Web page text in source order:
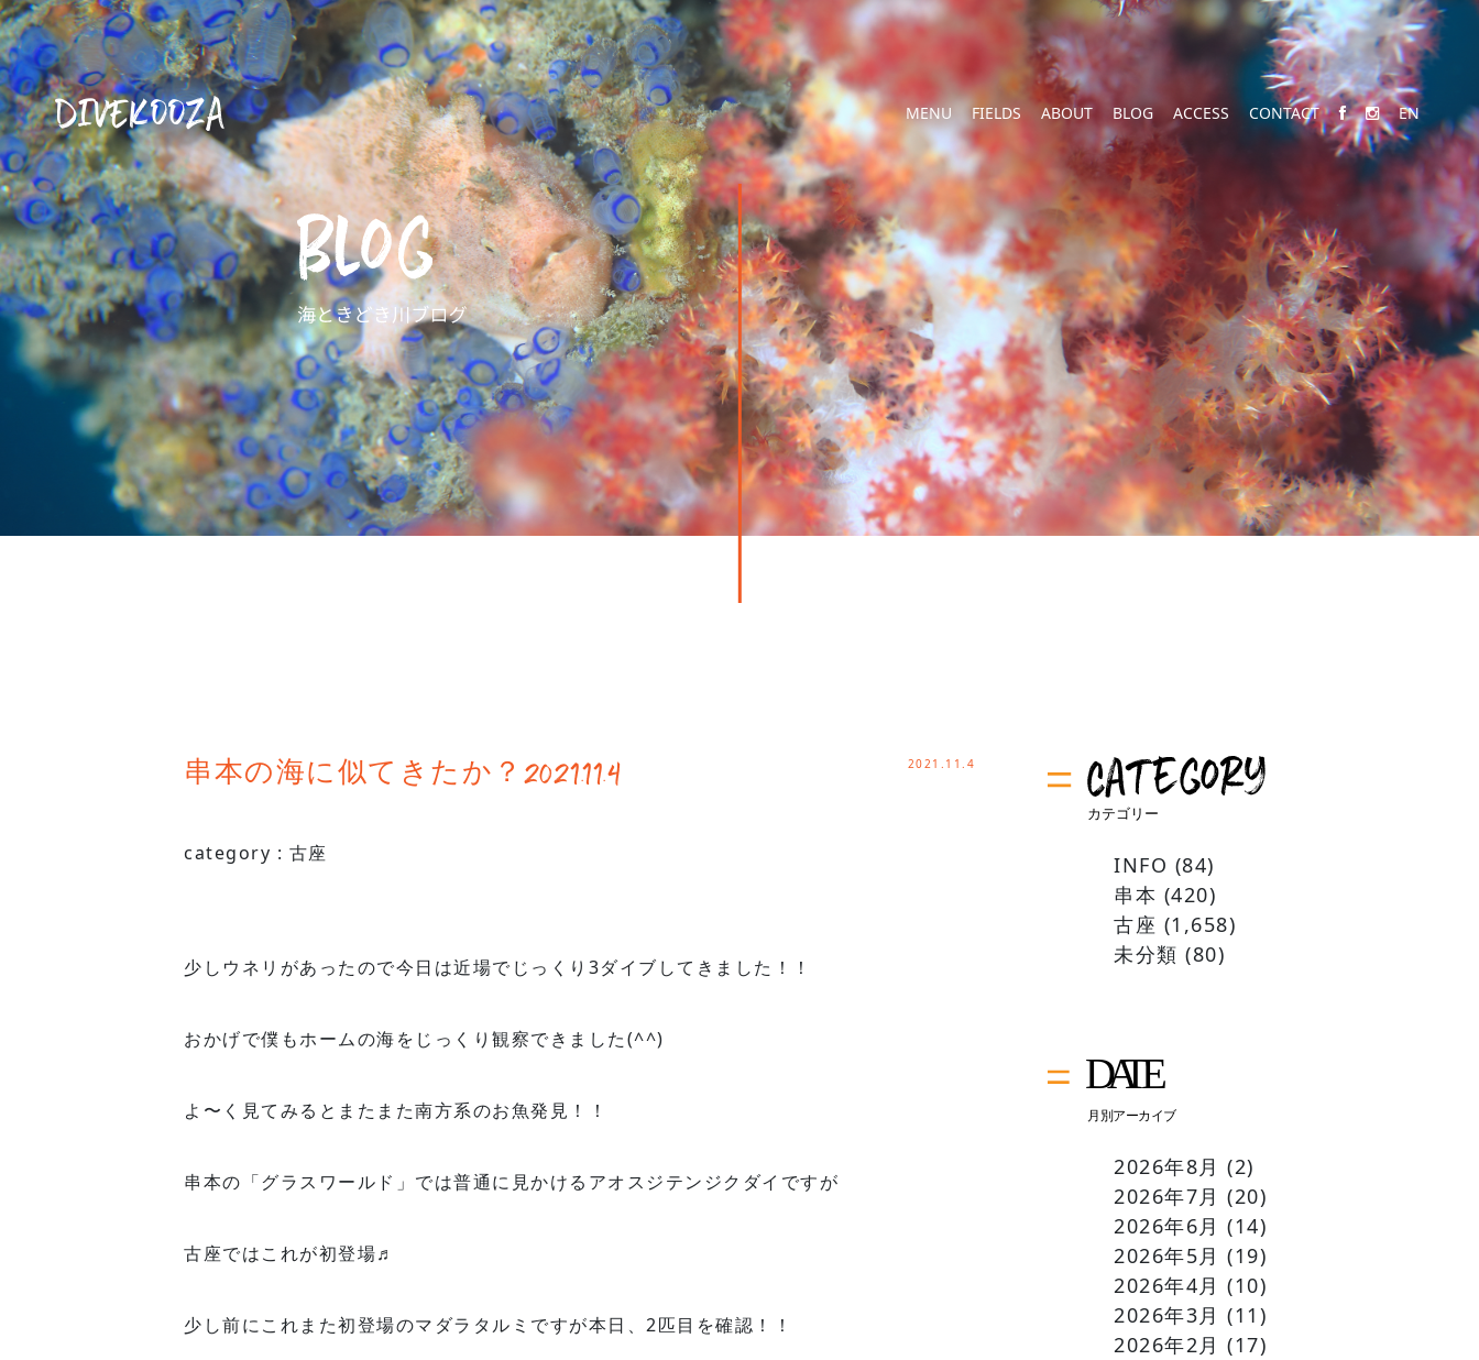
DIVEKOOZA MENU FIELDS ABOUT BLOG ACCESS CONTACT EN
串本の海に似てきたか？2021.11.4 2021.11.4
category : 古座
少しウネリがあったので今日は近場でじっくり3ダイブしてきました！！
おかげで僕もホームの海をじっくり観察できました(^^)
よ〜く見てみるとまたまた南方系のお魚発見！！
串本の「グラスワールド」では普通に見かけるアオスジテンジクダイですが
古座ではこれが初登場♬
少し前にこれまた初登場のマダラタルミですが本日、2匹目を確認！！
INFO (84)
串本 (420)
古座 (1,658)
未分類 (80)
2026年8月 (2)
2026年7月 (20)
2026年6月 (14)
2026年5月 (19)
2026年4月 (10)
2026年3月 (11)
2026年2月 (17)